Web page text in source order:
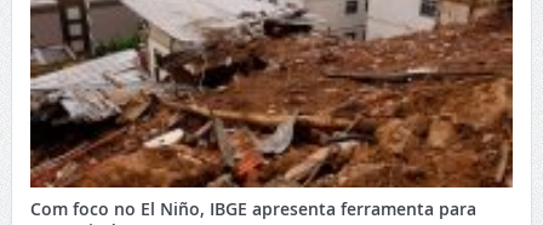
Com foco no El Niño, IBGE apresenta ferramenta para